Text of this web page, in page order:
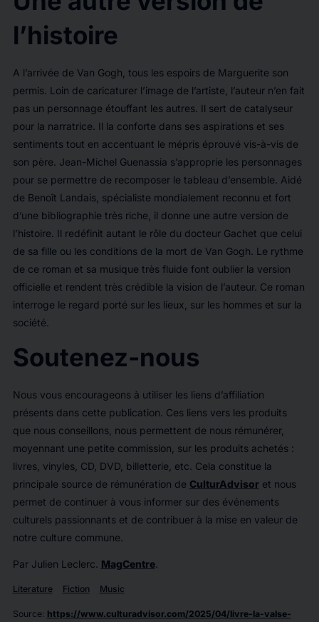
l’histoire
A l’arrivée de Van Gogh, tous les espoirs de Marguerite son
permis. Loin de caricaturer l’image de l’artiste, l’auteur n’en fait
pas un personnage étouffant les autres. Il sert de catalyseur
pour la narratrice. Il la conforte dans ses aspirations et ses
sentiments tout en accentuant le mépris éprouvé vis-à-vis de
son père. Jean-Michel Guenassia s’approprie les personnages
pour se permettre de recomposer le tableau d’ensemble. Aidé
de Benoît Landais, spécialiste mondialement reconnu et fort
d’une bibliographie très riche, il donne une autre version de
l’histoire. Il redéfinit autant le rôle du docteur Gachet que celui
de sa fille ou les conditions de la mort de Van Gogh. Le rythme
de ce roman et sa musique très fluide font oublier la version
officielle et rendent très crédible la vision de l’auteur. Ce roman
interroge le regard porté sur les lieux, sur les hommes et sur la
société.
Soutenez-nous
Nous vous encourageons à utiliser les liens d’affiliation
présents dans cette publication. Ces liens vers les produits
que nous conseillons, nous permettent de nous rémunérer,
moyennant une petite commission, sur les produits achetés :
livres, vinyles, CD, DVD, billetterie, etc. Cela constitue la
principale source de rémunération de CulturAdvisoret nous
permet de continuer à vous informer sur des événements
culturels passionnants et de contribuer à la mise en valeur de
notre culture commune.
Par Julien Leclerc. MagCentre.
Literature Fiction Music
Source: https://www.culturadvisor.com/2025/04/livre-la-valse-